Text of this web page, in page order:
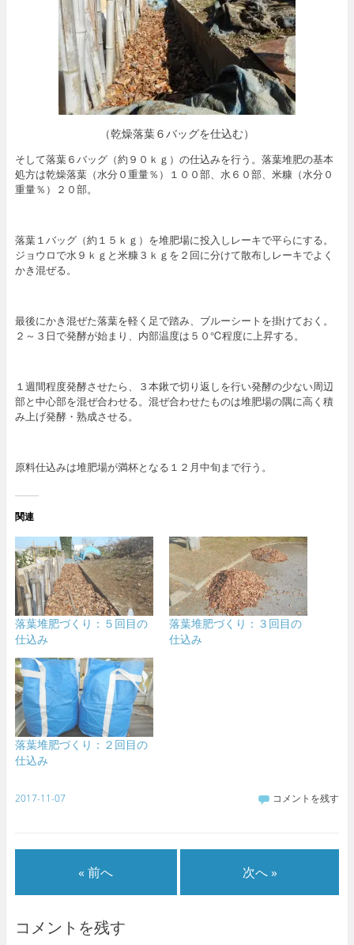
（乾燥落葉６バッグを仕込む）
そして落葉６バッグ（約９０ｋｇ）の仕込みを行う。落葉堆肥の基本
処方は乾燥落葉（水分０重量％）１００部、水６０部、米糠（水分０
重量％）２０部。
落葉１バッグ（約１５ｋｇ）を堆肥場に投入しレーキで平らにする。
ジョウロで水９ｋｇと米糠３ｋｇを２回に分けて散布しレーキでよく
かき混ぜる。
最後にかき混ぜた落葉を軽く足で踏み、ブルーシートを掛けておく。
２～３日で発酵が始まり、内部温度は５０℃程度に上昇する。
１週間程度発酵させたら、３本鍬で切り返しを行い発酵の少ない周辺
部と中心部を混ぜ合わせる。混ぜ合わせたものは堆肥場の隅に高く積
み上げ発酵・熟成させる。
原料仕込みは堆肥場が満杯となる１２月中旬まで行う。
関連
落葉堆肥づくり：５回目の
仕込み
落葉堆肥づくり：３回目の
仕込み
落葉堆肥づくり：２回目の
仕込み
2017-11-07 コメントを残す
« 前へ 次へ »
コメントを残す